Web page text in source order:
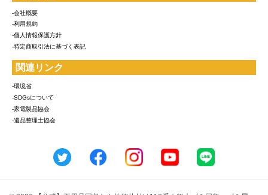
-会社概要
-利用規約
-個人情報保護方針
-特定商取引法に基づく表記
関連リンク
-環境省
-SDGsについて
-家電製品協会
-遺品整理士協会